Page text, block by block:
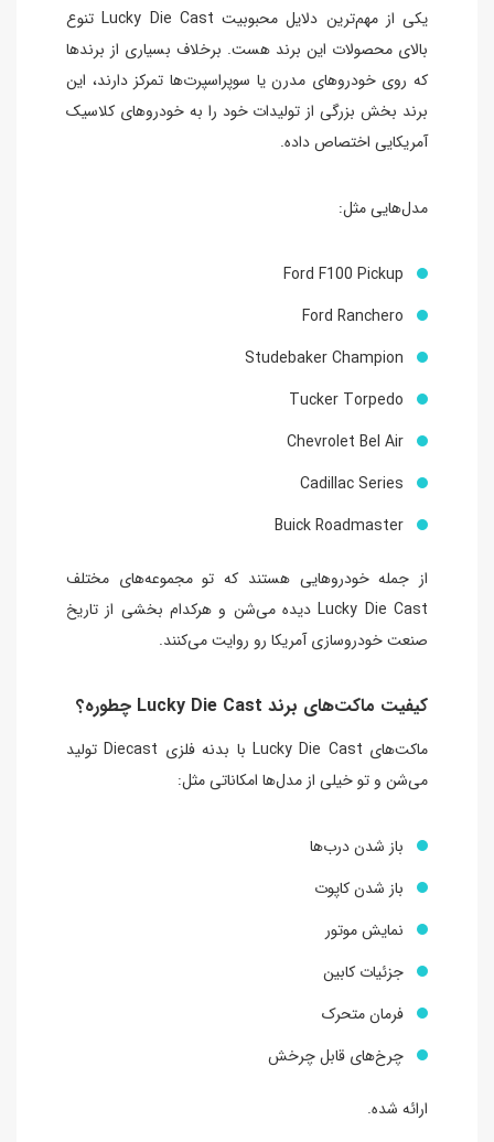
یکی از مهم‌ترین دلایل محبوبیت Lucky Die Cast تنوع
بالای محصولات این برند هست. برخلاف بسیاری از برندها
که روی خودروهای مدرن یا سوپراسپرت‌ها تمرکز دارند، این
برند بخش بزرگی از تولیدات خود را به خودروهای کلاسیک
آمریکایی اختصاص داده.
مدل‌هایی مثل:
Ford F100 Pickup
Ford Ranchero
Studebaker Champion
Tucker Torpedo
Chevrolet Bel Air
Cadillac Series
Buick Roadmaster
از جمله خودروهایی هستند که تو مجموعه‌های مختلف
Lucky Die Cast دیده می‌شن و هرکدام بخشی از تاریخ
صنعت خودروسازی آمریکا رو روایت می‌کنند.
کیفیت ماکت‌های برند Lucky Die Cast چطوره؟
ماکت‌های Lucky Die Cast با بدنه فلزی Diecast تولید
می‌شن و تو خیلی از مدل‌ها امکاناتی مثل:
باز شدن درب‌ها
باز شدن کاپوت
نمایش موتور
جزئیات کابین
فرمان متحرک
چرخ‌های قابل چرخش
ارائه شده.